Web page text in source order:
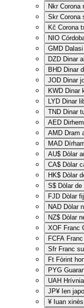
Nkr Corona
Skr Corona
Kč Corona
NIO
GMD
DZD Dinar
BHD Dinar
JOD Dinar
KWD Dinar
LYD Dinar
TND Dinar
AED
AMD Dram
MAD
AU$ Dòlar
CA$ Dòlar
HK$ Dòlar
S$ Dòlar
FJD Dòlar
NAD Dòlar
NZ$ Dòlar
XOF Franc
FCFA
Sfr Franc
Ft Fòrint
PYG
UAH
JP¥ Ien
¥ Iuan xinès